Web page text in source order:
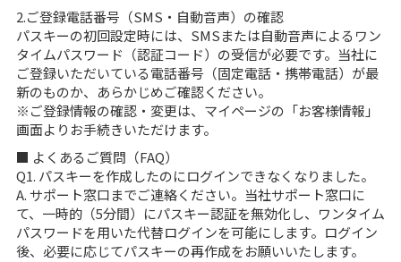
2.ご登録電話番号（SMS・自動音声）の確認
パスキーの初回設定時には、SMSまたは自動音声によるワン
タイムパスワード（認証コード）の受信が必要です。当社に
ご登録いただいている電話番号（固定電話・携帯電話）が最
新のものか、あらかじめご確認ください。
※ご登録情報の確認・変更は、マイページの「お客様情報」
画面よりお手続きいただけます。
■ よくあるご質問（FAQ）
Q1. パスキーを作成したのにログインできなくなりました。
A. サポート窓口までご連絡ください。当社サポート窓口に
て、一時的（5分間）にパスキー認証を無効化し、ワンタイム
パスワードを用いた代替ログインを可能にします。ログイン
後、必要に応じてパスキーの再作成をお願いいたします。